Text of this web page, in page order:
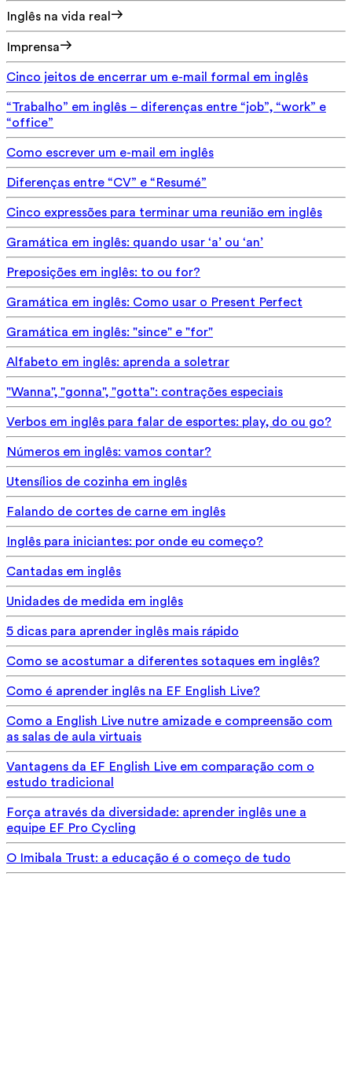
Inglês na vida real
Imprensa
Cinco jeitos de encerrar um e-mail formal em inglês
“Trabalho” em inglês – diferenças entre “job”, “work” e
“office”
Como escrever um e-mail em inglês
Diferenças entre “CV” e “Resumé”
Cinco expressões para terminar uma reunião em inglês
Gramática em inglês: quando usar ‘a’ ou ‘an’
Preposições em inglês: to ou for?
Gramática em inglês: Como usar o Present Perfect
Gramática em inglês: "since" e "for"
Alfabeto em inglês: aprenda a soletrar
"Wanna", "gonna", "gotta": contrações especiais
Verbos em inglês para falar de esportes: play, do ou go?
Números em inglês: vamos contar?
Utensílios de cozinha em inglês
Falando de cortes de carne em inglês
Inglês para iniciantes: por onde eu começo?
Cantadas em inglês
Unidades de medida em inglês
5 dicas para aprender inglês mais rápido
Como se acostumar a diferentes sotaques em inglês?
Como é aprender inglês na EF English Live?
Como a English Live nutre amizade e compreensão com
as salas de aula virtuais
Vantagens da EF English Live em comparação com o
estudo tradicional
Força através da diversidade: aprender inglês une a
equipe EF Pro Cycling
O Imibala Trust: a educação é o começo de tudo